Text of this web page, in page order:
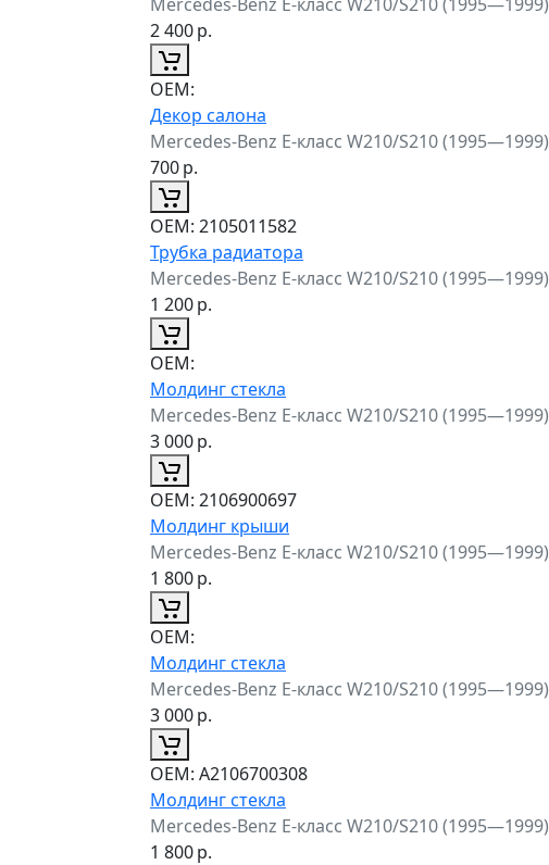
2 400р.
ОЕМ:
Декор салона
Mercedes-Benz E-класс W210/S210 (1995—1999)
700р.
ОЕМ: 2105011582
Трубка радиатора
Mercedes-Benz E-класс W210/S210 (1995—1999)
1 200р.
ОЕМ:
Молдинг стекла
Mercedes-Benz E-класс W210/S210 (1995—1999)
3 000р.
ОЕМ: 2106900697
Молдинг крыши
Mercedes-Benz E-класс W210/S210 (1995—1999)
1 800р.
ОЕМ:
Молдинг стекла
Mercedes-Benz E-класс W210/S210 (1995—1999)
3 000р.
ОЕМ: A2106700308
Молдинг стекла
Mercedes-Benz E-класс W210/S210 (1995—1999)
1 800р.